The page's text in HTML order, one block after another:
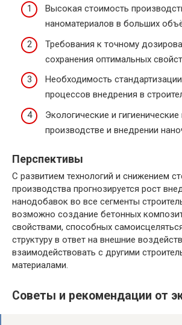
Высокая стоимость
наноматериалов в больших
Требования к точному
сохранения оптимальных
Необходимость стандартизации
процессов внедрения в
Экологические и
производстве и внедрении
Перспективы
С развитием технологий и снижением
производства прогнозируется рост
нанодобавок во все сегменты
возможно создание бетонных
свойствами, способных
структуру в ответ на внешние
взаимодействовать с другими
материалами.
Советы и рекомендации от